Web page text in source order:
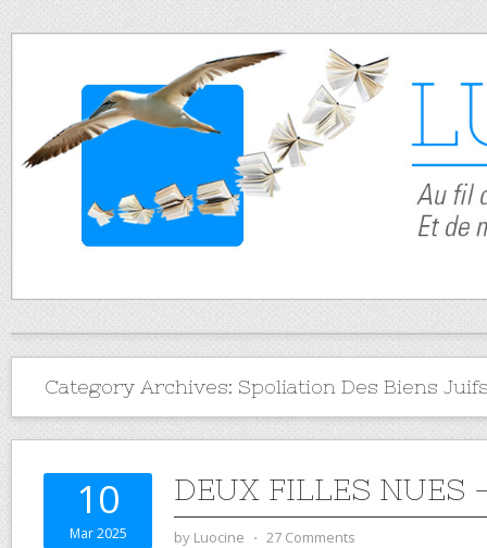
Category Archives: Spoliation Des Biens
10
Mar 2025
DEUX FILLES NUES
by Luocine ⋅ 27 Comments